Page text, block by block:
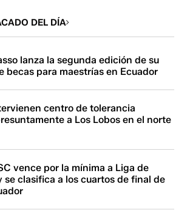
DEL DÍA
lanza la segunda edición de su
becas para maestrías en Ecuador
centro de tolerancia
a Los Lobos en el norte
vence por la mínima a Liga de
se clasifica a los cuartos de final de